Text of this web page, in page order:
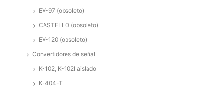
EV-97 (obsoleto)
CASTELLO (obsoleto)
EV-120 (obsoleto)
Convertidores de señal
K-102, K-102l aislado
K-404-T